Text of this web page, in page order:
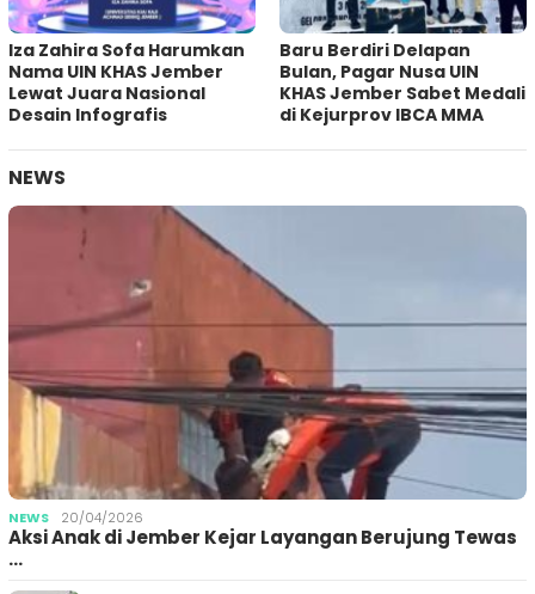
Iza Zahira Sofa Harumkan
Nama UIN KHAS Jember
Lewat Juara Nasional
Desain Infografis
Baru Berdiri Delapan
Bulan, Pagar Nusa UIN
KHAS Jember Sabet Medali
di Kejurprov IBCA MMA
NEWS
NEWS 20/04/2026
Aksi Anak di Jember Kejar Layangan Berujung Tewas
…